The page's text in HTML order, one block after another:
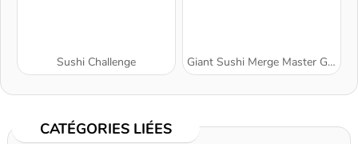
Sushi Challenge Giant Sushi Merge Master Game
CATÉGORIES LIÉES